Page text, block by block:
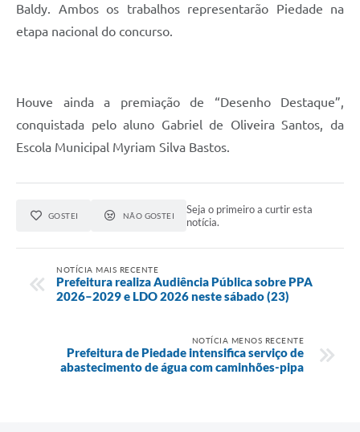
Baldy. Ambos os trabalhos representarão Piedade na
etapa nacional do concurso.
Houve ainda a premiação de “Desenho Destaque”,
conquistada pelo aluno Gabriel de Oliveira Santos, da
Escola Municipal Myriam Silva Bastos.
GOSTEI NÃO GOSTEI
Seja o primeiro a curtir esta
notícia.
NOTÍCIA MAIS RECENTE
Prefeitura realiza Audiência Pública sobre PPA
2026–2029 e LDO 2026 neste sábado (23)
NOTÍCIA MENOS RECENTE
Prefeitura de Piedade intensifica serviço de
abastecimento de água com caminhões-pipa